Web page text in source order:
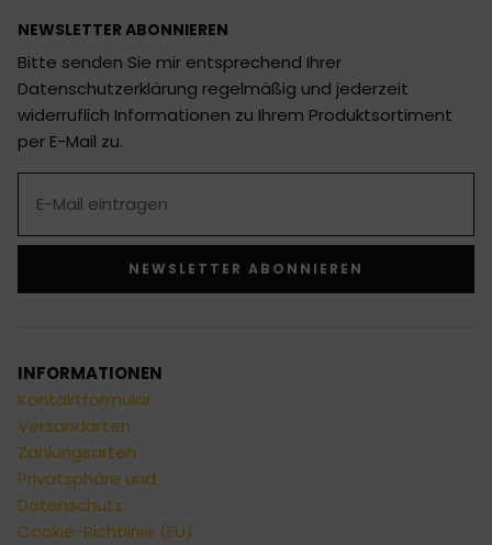
NEWSLETTER ABONNIEREN
Bitte senden Sie mir entsprechend Ihrer
Datenschutzerklärung regelmäßig und jederzeit
widerruflich Informationen zu Ihrem Produktsortiment
per E-Mail zu.
NEWSLETTER ABONNIEREN
INFORMATIONEN
Kontaktformular
Versandarten
Zahlungsarten
Privatsphäre und
Datenschutz
Cookie-Richtlinie (EU)